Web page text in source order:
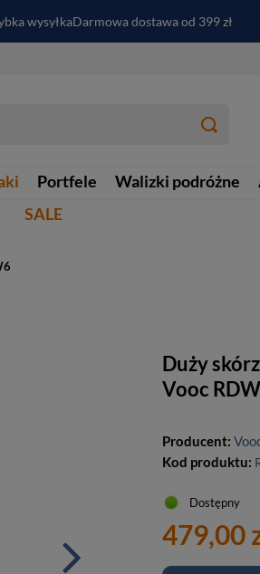
wysyłkaDarmowa dostawa od 399 zł
Portfele Walizki podróżne
SALE
Duży
Vooc
Producent:
Kod produktu:
Dostępny
479,00